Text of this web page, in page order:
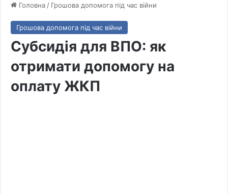
Головна / Грошова допомога під час війни
Грошова допомога під час війни
Субсидія для ВПО: як
отримати допомогу на
оплату ЖКП